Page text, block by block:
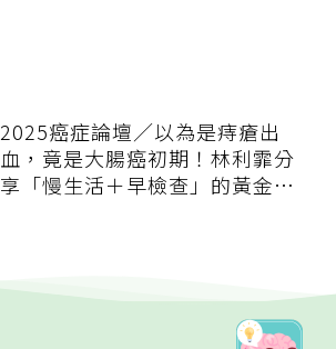
2025癌症論壇／以為是痔瘡出
血，竟是大腸癌初期！林利霏分
享「慢生活＋早檢查」的黃金保